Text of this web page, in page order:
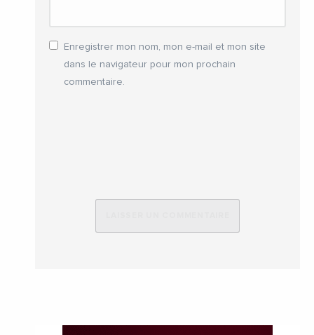
Enregistrer mon nom, mon e-mail et mon site
dans le navigateur pour mon prochain
commentaire.